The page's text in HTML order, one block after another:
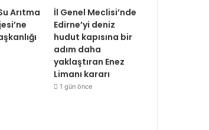
Arıtma
İl Genel Meclisi’nde
Edirne’yi deniz
hudut kapısına bir
adım daha
yaklaştıran Enez
Limanı kararı
1 gün önce